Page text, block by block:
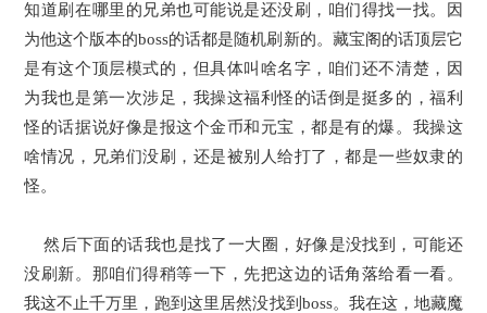
知道刷在哪里的兄弟也可能说是还没刷，咱们得找一找。因
为他这个版本的boss的话都是随机刷新的。藏宝阁的话顶层它
是有这个顶层模式的，但具体叫啥名字，咱们还不清楚，因
为我也是第一次涉足，我操这福利怪的话倒是挺多的，福利
怪的话据说好像是报这个金币和元宝，都是有的爆。我操这
啥情况，兄弟们没刷，还是被别人给打了，都是一些奴隶的
怪。
然后下面的话我也是找了一大圈，好像是没找到，可能还
没刷新。那咱们得稍等一下，先把这边的话角落给看一看。
我这不止千万里，跑到这里居然没找到boss。我在这，地藏魔